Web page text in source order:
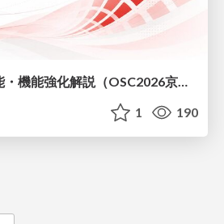
Redmine 7.0 新機能・機能強化解説（OSC2026京都ダイジェスト版）
1 190